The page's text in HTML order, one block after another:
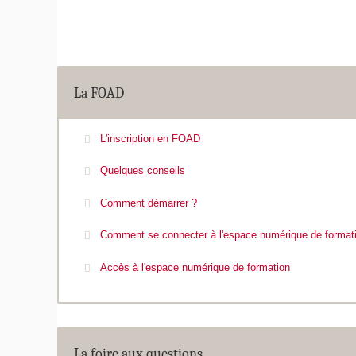
La FOAD
L'inscription en FOAD
Quelques conseils
Comment démarrer ?
Comment se connecter à l'espace numérique de
Accès à l'espace numérique de formation